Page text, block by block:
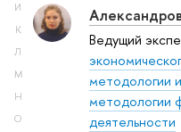
И
К
Л
М
Н
О
Ведущий
методологии
методологии
деятельности